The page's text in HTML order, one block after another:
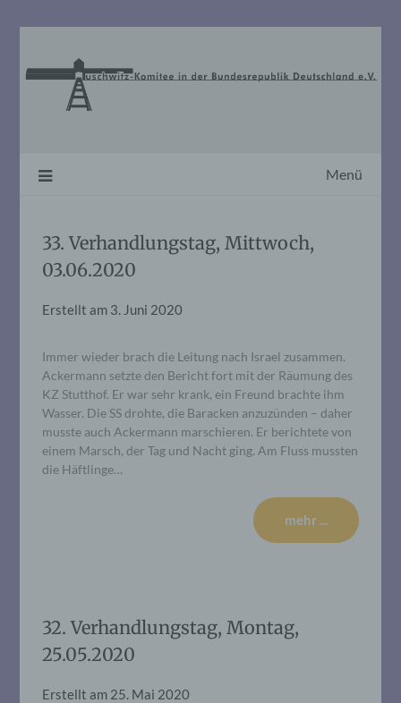
Menü
33. Verhandlungstag, Mittwoch,
03.06.2020
Erstellt am 3. Juni 2020
Immer wieder brach die Leitung nach Israel zusammen.
Ackermann setzte den Bericht fort mit der Räumung des
KZ Stutthof. Er war sehr krank, ein Freund brachte ihm
Wasser. Die SS drohte, die Baracken anzuzünden – daher
musste auch Ackermann marschieren. Er berichtete von
einem Marsch, der Tag und Nacht ging. Am Fluss mussten
die Häftlinge…
mehr ...
32. Verhandlungstag, Montag,
25.05.2020
Erstellt am 25. Mai 2020